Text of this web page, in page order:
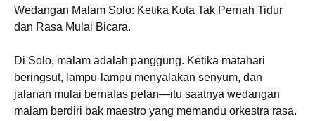
Wedangan Malam Solo: Ketika Kota Tak Pernah Tidur
dan Rasa Mulai Bicara.
Di Solo, malam adalah panggung. Ketika matahari
beringsut, lampu-lampu menyalakan senyum, dan
jalanan mulai bernafas pelan—itu saatnya wedangan
malam berdiri bak maestro yang memandu orkestra rasa.